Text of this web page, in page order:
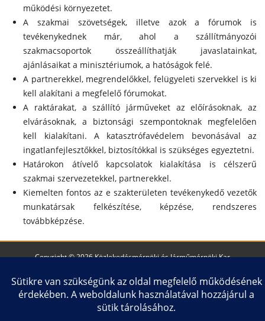
működési környezetet.
A szakmai szövetségek, illetve azok a fórumok is
tevékenykednek már, ahol a szállítmányozói
szakmacsoportok összeállíthatják javaslatainkat,
ajánlásaikat a minisztériumok, a hatóságok felé.
A partnerekkel, megrendelőkkel, felügyeleti szervekkel is ki
kell alakítani a megfelelő fórumokat.
A raktárakat, a szállító járműveket az előírásoknak, az
elvárásoknak, a biztonsági szempontoknak megfelelően
kell kialakítani. A katasztrófavédelem bevonásával az
ingatlanfejlesztőkkel, biztosítókkal is szükséges egyeztetni.
Határokon átívelő kapcsolatok kialakítása is célszerű
szakmai szervezetekkel, partnerekkel.
Kiemelten fontos az e szakterületen tevékenykedő vezetők
munkatársak felkészítése, képzése, rendszeres
továbbképzése.
Copyright © 2026 Közlekedésmérnöki és Járműmérnöki Kar
Impresszum